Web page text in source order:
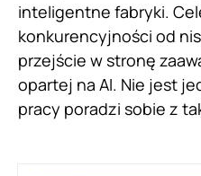
inteligentne fabryki.
konkurencyjności od
przejście w stronę
opartej na AI. Nie jest
pracy poradzi sobie z